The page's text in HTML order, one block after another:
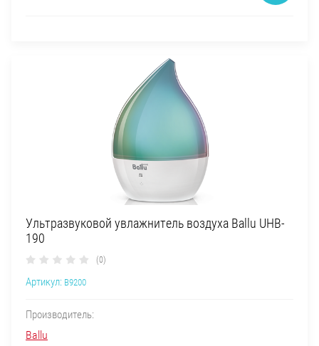
Ультразвуковой увлажнитель воздуха Ballu UHB-
190
(0)
Артикул: B9200
Производитель:
Ballu